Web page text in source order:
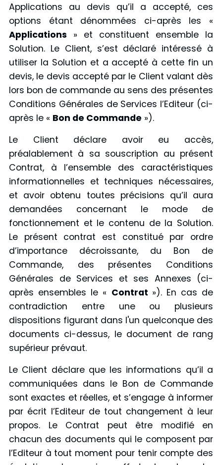
Applications au devis qu’il a accepté, ces
options étant dénommées ci-après les «
Applications » et constituent ensemble la
Solution. Le Client, s’est déclaré intéressé à
utiliser la Solution et a accepté à cette fin un
devis, le devis accepté par le Client valant dès
lors bon de commande au sens des présentes
Conditions Générales de Services l’Editeur (ci-
après le « Bon de Commande »).
Le Client déclare avoir eu accès,
préalablement à sa souscription au présent
Contrat, à l’ensemble des caractéristiques
informationnelles et techniques nécessaires,
et avoir obtenu toutes précisions qu’il aura
demandées concernant le mode de
fonctionnement et le contenu de la Solution.
Le présent contrat est constitué par ordre
d’importance décroissante, du Bon de
Commande, des présentes Conditions
Générales de Services et ses Annexes (ci-
après ensembles le « Contrat »). En cas de
contradiction entre une ou plusieurs
dispositions figurant dans l'un quelconque des
documents ci-dessus, le document de rang
supérieur prévaut.
Le Client déclare que les informations qu’il a
communiquées dans le Bon de Commande
sont exactes et réelles, et s’engage à informer
par écrit l’Editeur de tout changement à leur
propos. Le Contrat peut être modifié en
chacun des documents qui le composent par
l’Editeur à tout moment pour tenir compte des